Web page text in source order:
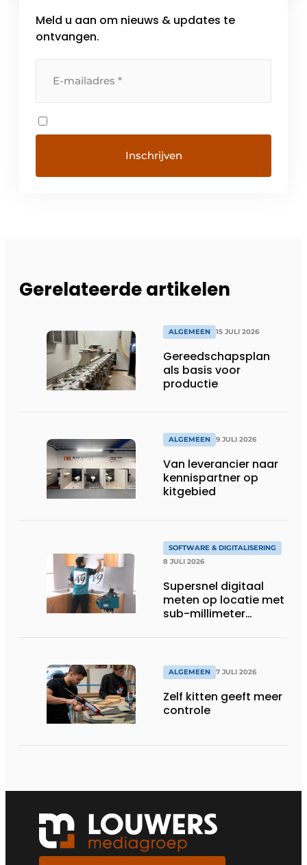
hoogwaardige […]
Meld u aan om nieuws & updates te
ontvangen.
Gerelateerde artikelen
ALGEMEEN 15 JULI 2026
Gereedschapsplan
als basis voor
productie
ALGEMEEN 9 JULI 2026
Van leverancier naar
kennispartner op
kitgebied
SOFTWARE & DIGITALISERING
8 JULI 2026
Supersnel digitaal
meten op locatie met
sub-millimeter
ALGEMEEN 7 JULI 2026
Zelf kitten geeft meer
controle